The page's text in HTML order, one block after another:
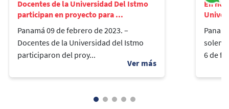
Docentes de la Universidad Del Istmo
participan en proyecto para ...
Panamá 09 de febrero de 2023. –
Docentes de la Universidad del Istmo
participaron del proy...
En
6 de